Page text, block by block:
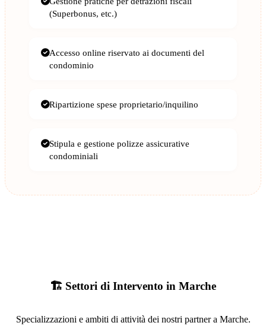
(Superbonus, etc.)
Accesso online riservato ai documenti del
condominio
Ripartizione spese proprietario/inquilino
Stipula e gestione polizze assicurative
condominiali
🏗️ Settori di Intervento in Marche
Specializzazioni e ambiti di attività dei nostri partner a Marche.